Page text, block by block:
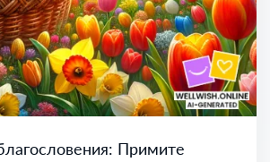
Примите